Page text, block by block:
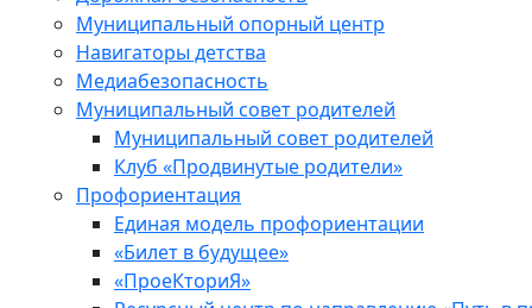
Муниципальный опорный центр
Навигаторы детства
Медиабезопасность
Мyниципальный совет родителей
Муниципальный совет родителей
Клуб «Продвинутые родители»
Профориентация
Единая модель профориентации
«Билет в будущее»
«ПроеКториЯ»